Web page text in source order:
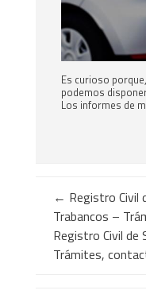
Es curioso
podemos
Los informes de
← Registro Civil
Trabancos –
Registro Civil de
Trámites,